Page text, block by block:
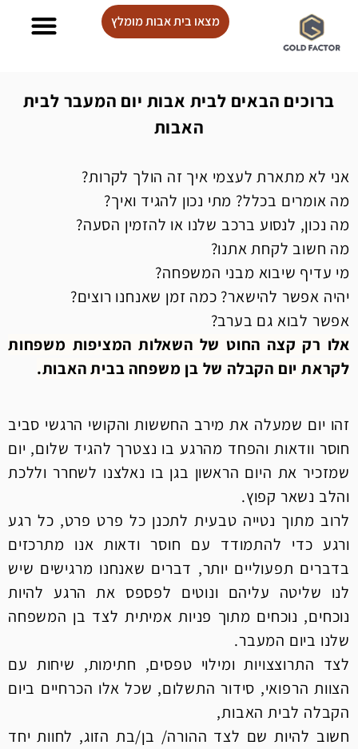
מצאו בית אבות מומלץ
ברוכים הבאים לבית אבות יום המעבר לבית
האבות
אני לא מתארת לעצמי איך זה הולך לקרות?
מה אומרים בכלל? מתי נכון להגיד ואיך?
מה נכון, לנסוע ברכב שלנו או להזמין הסעה?
מה חשוב לקחת אתנו?
מי עדיף שיבוא מבני המשפחה?
יהיה אפשר להישאר? כמה זמן שאנחנו רוצים?
אפשר לבוא גם בערב?
אלו רק קצה החוט של השאלות המציפות משפחות
לקראת יום הקבלה של בן משפחה בבית האבות.
זהו יום שמעלה את מירב החששות והקושי הרגשי סביב
חוסר וודאות והפחד מהרגע בו נצטרך להגיד שלום, יום
שמזכיר את היום הראשון בגן בו נאלצנו לשחרר וללכת
והלב נשאר קפוץ.
לרוב מתוך נטייה טבעית לתכנן כל פרט פרט, כל רגע
ורגע כדי להתמודד עם חוסר ודאות אנו מתרכזים
בדברים תפעוליים יותר, דברים שאנחנו מרגישים שיש
לנו שליטה עליהם ונוטים לפספס את הרגע להיות
נוכחים, נוכחים מתוך פניות אמיתית לצד בן המשפחה
שלנו ביום המעבר.
לצד התרוצצויות ומילוי טפסים, חתימות, שיחות עם
הצוות הרפואי, סידור התשלום, שכל אלו הכרחיים ביום
הקבלה לבית האבות,
חשוב להיות שם לצד ההורה/ בן/בת הזוג, לחוות יחד